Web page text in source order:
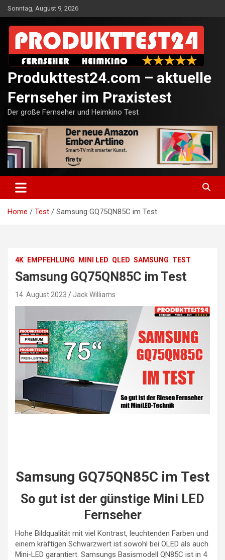
Skip
to
content
Sonntag, August 9, 2026
Produkttest24.com – aktuelle
Fernseher im Praxistest
Der große Fernseher und Heimkino Test
Home Test Samsung GQ75QN85C im Test
4K EMPFEHLUNG MINI LED QLED SAMSUNG TEST
Samsung GQ75QN85C im Test
14. August 2023 Jack Williams
Samsung GQ75QN85C im Test
So gut ist der günstige Mini LED
Fernseher
Hohe Bildqualität mit viel Kontrast, leuchtenden Farben und
einem kräftigen Schwarzwert ist sowohl bei OLED als auch
Mini-LED garantiert. Samsungs Basismodell QN85C ist in 4